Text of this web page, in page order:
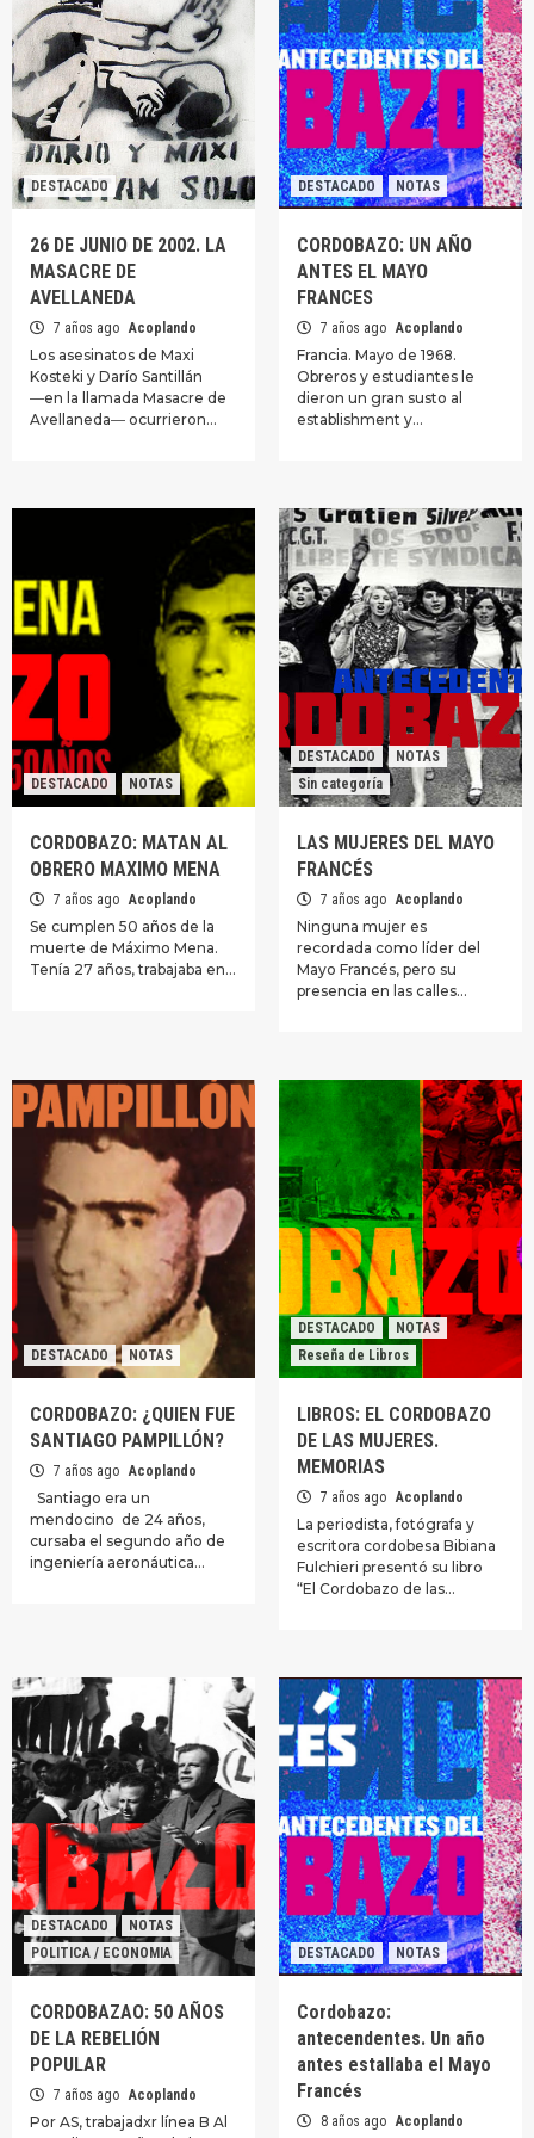
DESTACADO
26 DE JUNIO DE 2002. LA
MASACRE DE
AVELLANEDA
7 años ago Acoplando
Los asesinatos de Maxi
Kosteki y Darío Santillán
―en la llamada Masacre de
Avellaneda― ocurrieron…
DESTACADO NOTAS
CORDOBAZO: UN AÑO
ANTES EL MAYO
FRANCES
7 años ago Acoplando
Francia. Mayo de 1968.
Obreros y estudiantes le
dieron un gran susto al
establishment y…
DESTACADO NOTAS
CORDOBAZO: MATAN AL
OBRERO MAXIMO MENA
7 años ago Acoplando
Se cumplen 50 años de la
muerte de Máximo Mena.
Tenía 27 años, trabajaba en…
DESTACADO
NOTAS
Sin categoría
LAS MUJERES DEL MAYO
FRANCÉS
7 años ago Acoplando
Ninguna mujer es
recordada como líder del
Mayo Francés, pero su
presencia en las calles…
DESTACADO NOTAS
CORDOBAZO: ¿QUIEN FUE
SANTIAGO PAMPILLÓN?
7 años ago Acoplando
Santiago era un
mendocino de 24 años,
cursaba el segundo año de
ingeniería aeronáutica…
DESTACADO
NOTAS
Reseña de Libros
LIBROS: EL CORDOBAZO
DE LAS MUJERES.
MEMORIAS
7 años ago Acoplando
La periodista, fotógrafa y
escritora cordobesa Bibiana
Fulchieri presentó su libro
“El Cordobazo de las…
DESTACADO
NOTAS
POLITICA / ECONOMIA
CORDOBAZAO: 50 AÑOS
DE LA REBELIÓN
POPULAR
7 años ago Acoplando
Por AS, trabajadxr línea B Al
DESTACADO NOTAS
Cordobazo:
antecendentes. Un año
antes estallaba el Mayo
Francés
8 años ago Acoplando